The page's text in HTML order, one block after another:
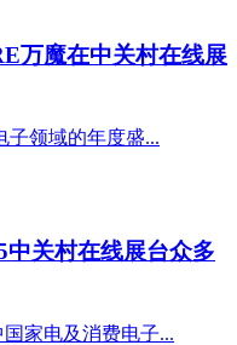
万魔在中关村在线展
子领域的年度盛...
关村在线展台众多
家电及消费电子...